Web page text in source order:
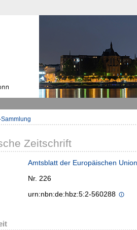
Sammlung
Zeitschrift
Amtsblatt der Europäischen Union
Nr. 226
urn:nbn:de:hbz:5:2-560288